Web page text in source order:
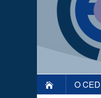
O CED